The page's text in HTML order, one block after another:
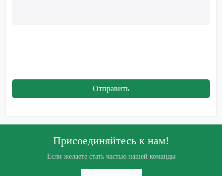
Отправить
Присоединяйтесь к нам!
Если желаете стать частью нашей команды